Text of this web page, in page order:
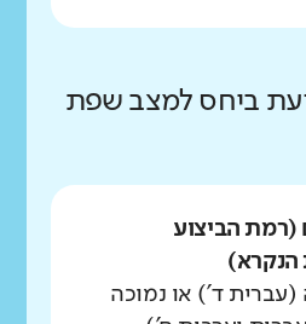
ביחס למצב שפת
הביצוע
הנקרא)
(עברית ד') או נמוכה